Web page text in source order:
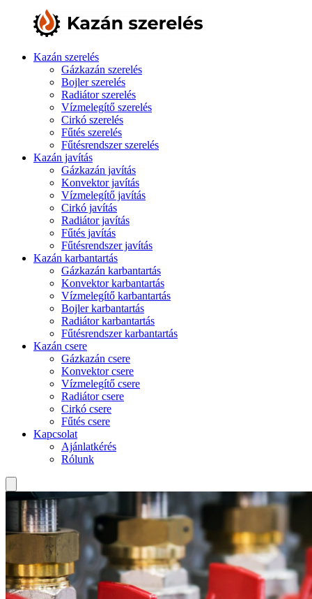
Kazán szerelés
Gázkazán szerelés
Bojler szerelés
Radiátor szerelés
Vízmelegítő szerelés
Cirkó szerelés
Fűtés szerelés
Fűtésrendszer szerelés
Kazán javítás
Gázkazán javítás
Konvektor javítás
Vízmelegítő javítás
Cirkó javítás
Radiátor javítás
Fűtés javítás
Fűtésrendszer javítás
Kazán karbantartás
Gázkazán karbantartás
Konvektor karbantartás
Vízmelegítő karbantartás
Bojler karbantartás
Radiátor karbantartás
Fűtésrendszer karbantartás
Kazán csere
Gázkazán csere
Konvektor csere
Vízmelegítő csere
Radiátor csere
Cirkó csere
Fűtés csere
Kapcsolat
Ajánlatkérés
Rólunk